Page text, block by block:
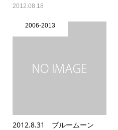
2012.08.18
2006-2013
2012.8.31 ブルームーン